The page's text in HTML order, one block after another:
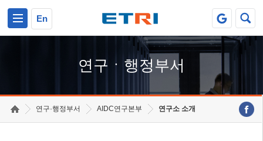
En
연구ㆍ행정부서
연구·행정부서 AIDC연구본부 연구소 소개